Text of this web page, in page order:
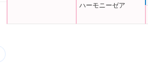
ハーモニーゼア